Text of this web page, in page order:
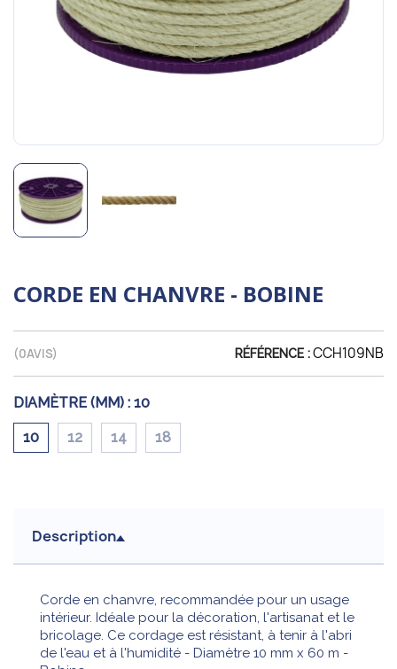
CORDE EN CHANVRE - BOBINE
(0AVIS) RÉFÉRENCE :CCH109NB
DIAMÈTRE (MM) : 10
10 12 14 18
Description
Corde en chanvre, recommandée pour un usage
intérieur. Idéale pour la décoration, l'artisanat et le
bricolage. Ce cordage est résistant, à tenir à l'abri
de l'eau et à l'humidité - Diamètre 10 mm x 60 m -